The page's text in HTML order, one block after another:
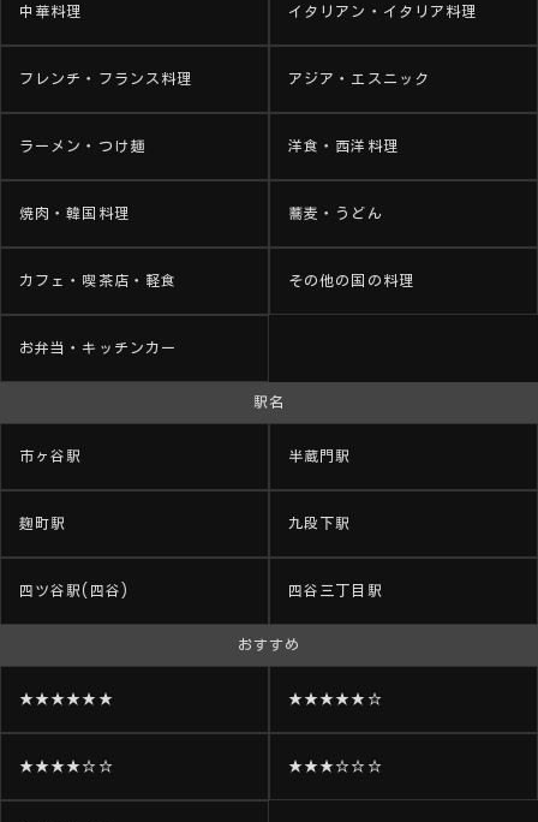
中華料理 イタリアン・イタリア料理
フレンチ・フランス料理 アジア・エスニック
ラーメン・つけ麺 洋食・西洋料理
焼肉・韓国料理 蕎麦・うどん
カフェ・喫茶店・軽食 その他の国の料理
お弁当・キッチンカー
駅名
市ヶ谷駅 半蔵門駅
麹町駅 九段下駅
四ツ谷駅(四谷) 四谷三丁目駅
おすすめ
★★★★★★ ★★★★★☆
★★★★☆☆ ★★★☆☆☆